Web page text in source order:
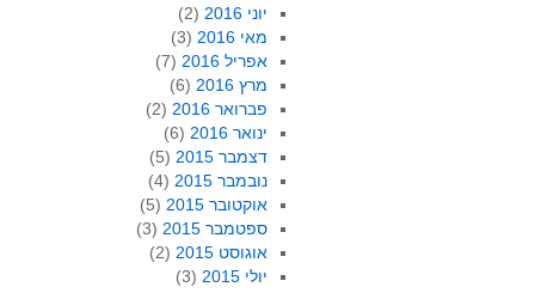
יוני 2016
(2)
מאי 2016
(3)
אפריל 2016
(7)
מרץ 2016
(6)
פברואר 2016
(2)
ינואר 2016
(6)
דצמבר 2015
(5)
נובמבר 2015
(4)
אוקטובר 2015
(5)
ספטמבר 2015
(3)
אוגוסט 2015
(2)
יולי 2015
(3)